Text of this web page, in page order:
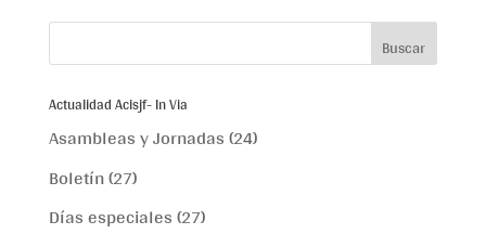
Actualidad Acisjf- In Via
Asambleas y Jornadas(24)
Boletín(27)
Días especiales(27)